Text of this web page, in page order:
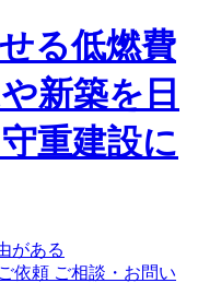
ご相談・お問い